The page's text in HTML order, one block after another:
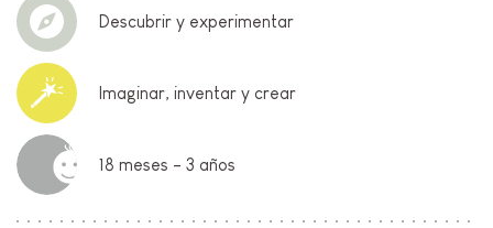
Descubrir y experimentar
Imaginar, inventar y crear
18 meses - 3 años